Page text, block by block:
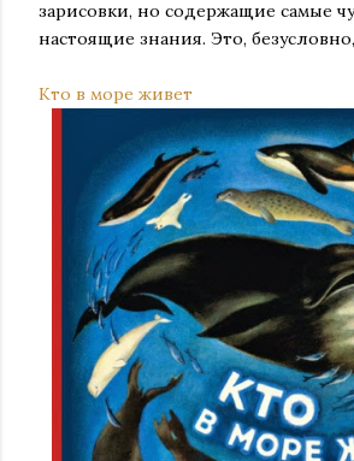
зарисовки, но содержащие самые
настоящие знания. Это,
Кто в море живет